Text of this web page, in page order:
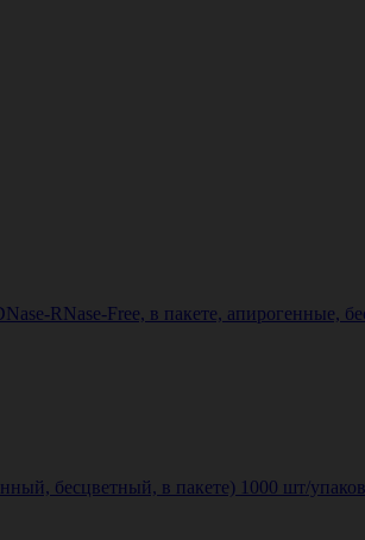
RNase-Free, в пакете, апирогенные,
бесцветный, в пакете) 1000 шт/